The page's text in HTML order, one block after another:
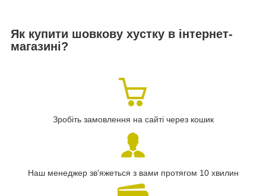
Як купити шовкову хустку в інтернет-
магазині?
Зробіть замовлення на сайті через кошик
Наш менеджер зв'яжеться з вами протягом 10 хвилин